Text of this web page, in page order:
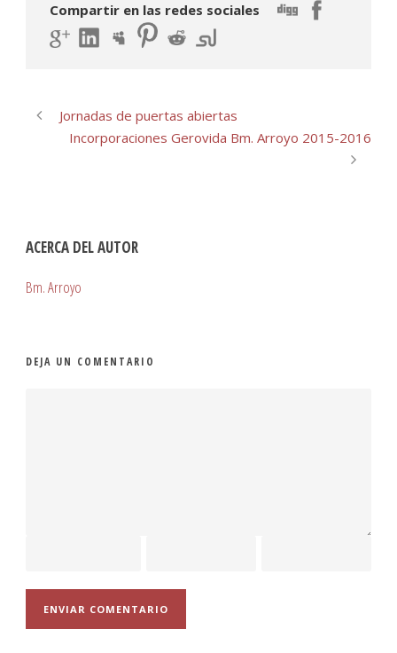
Compartir en las redes sociales
Jornadas de puertas abiertas
Incorporaciones Gerovida Bm. Arroyo 2015-2016
ACERCA DEL AUTOR
Bm. Arroyo
DEJA UN COMENTARIO